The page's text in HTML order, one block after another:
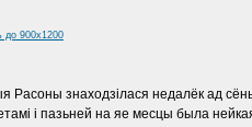
до 900x1200
Расоны знаходзілася недалёк ад
і пазьней на яе месцы была